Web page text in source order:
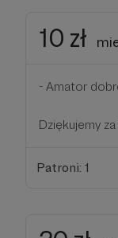
10 zł
- Amator
Dziękujemy
Patroni: 1